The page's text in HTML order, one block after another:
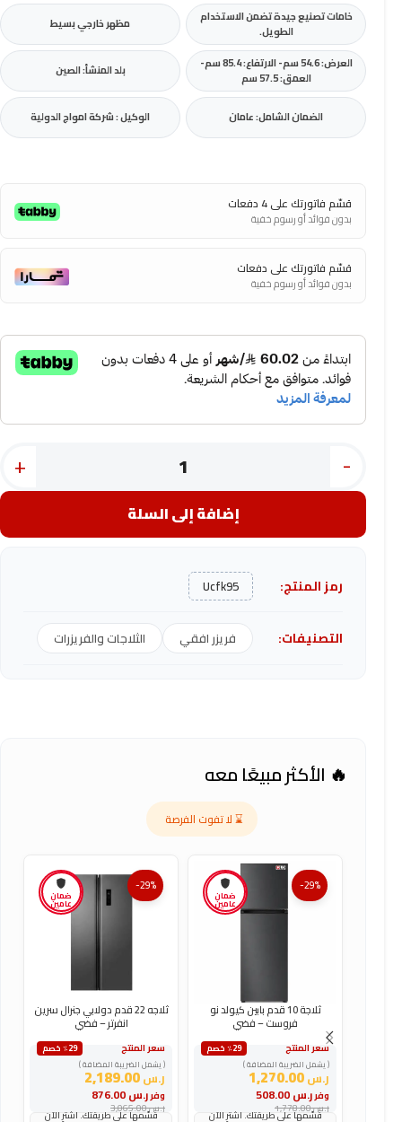
خامات تصنيع جيدة تضمن الاستخدام
الطويل.
مظهر خارجي بسيط
العرض: 54.6 سم- الارتفاع: 85.4 سم-
العمق: 57.5 سم
بلد المنشأ: الصين
الضمان الشامل: عامان الوكيل : شركة امواج الدولية
قسّم فاتورتك على 4 دفعات
بدون فوائد أو رسوم خفية
قسّم فاتورتك على دفعات
بدون فوائد أو رسوم خفية
-
+
إضافة إلى السلة
رمز المنتج: Ucfk95
التصنيفات: فريزر افقي الثلاجات والفريزرات
🔥 الأكثر مبيعًا معه
⌛ لا تفوت الفرصة
ضمان
عامين
-29%
ثلاجة 10 قدم بابين كيولد نو
فروست – فضي
سعر المنتج
٪29 خصم
( يشمل الضريبة المضافة )
ر.س1,270.00
وفرر.س
ر.س1,778.00
قسّمها على طريقتك. اشترِ الآن
ضمان
عامين
-29%
ثلاجه 22 قدم دولابي جنرال سرين
انفرتر – فضي
سعر المنتج
٪29 خصم
( يشمل الضريبة المضافة )
ر.س2,189.00
وفرر.س
ر.س3,065.00
قسّمها على طريقتك. اشترِ الآن